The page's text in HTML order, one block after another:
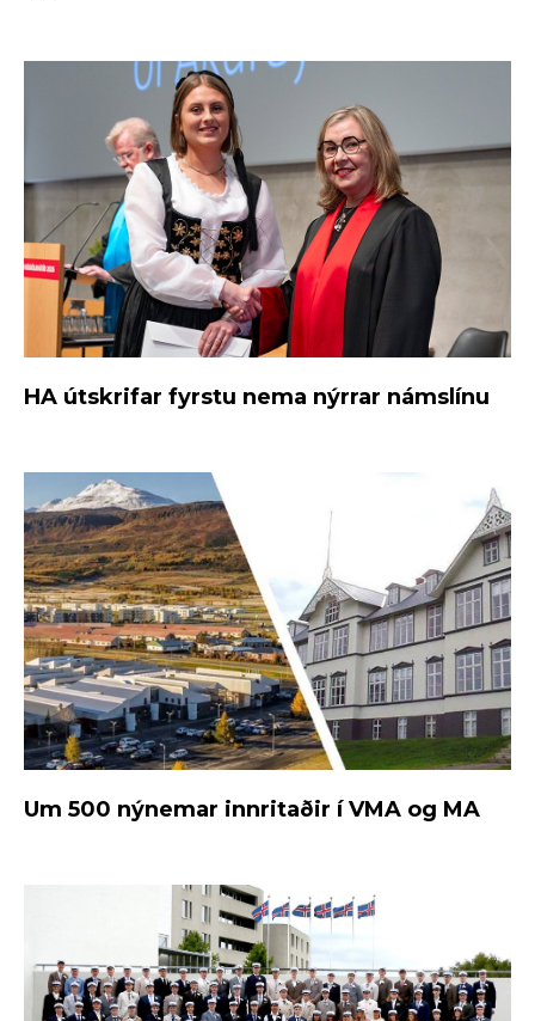
HA útskrifar fyrstu nema nýrrar námslínu
Um 500 nýnemar innritaðir í VMA og MA